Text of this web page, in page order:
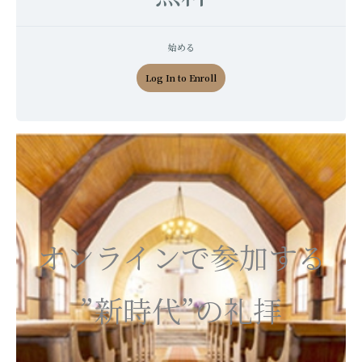
始める
Log In to Enroll
オンラインで参加する
”新時代”の礼拝